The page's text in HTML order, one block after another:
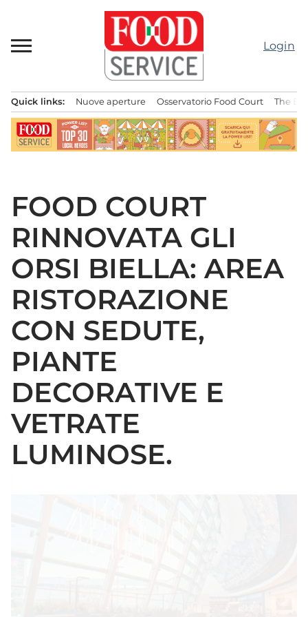
contenuto
Login
principale
Quick links: Nuove aperture Osservatorio Food Court The
FOOD COURT
RINNOVATA GLI
ORSI BIELLA: AREA
RISTORAZIONE
CON SEDUTE,
PIANTE
DECORATIVE E
VETRATE
LUMINOSE.